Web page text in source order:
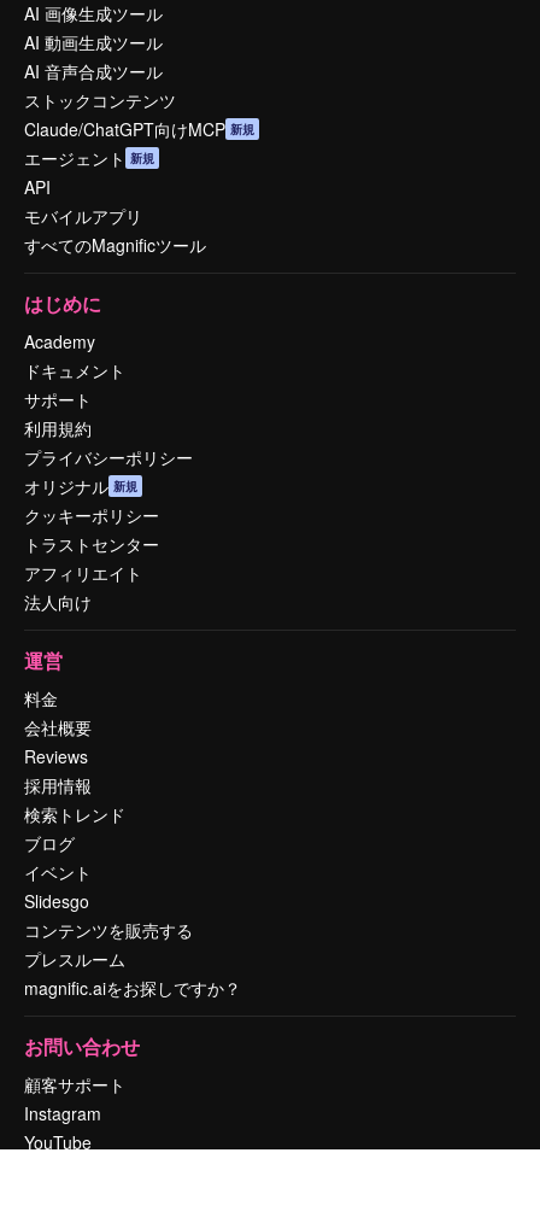
AI 画像生成ツール
AI 動画生成ツール
AI 音声合成ツール
ストックコンテンツ
Claude/ChatGPT向けMCP 新規
エージェント 新規
API
モバイルアプリ
すべてのMagnificツール
はじめに
Academy
ドキュメント
サポート
利用規約
プライバシーポリシー
オリジナル 新規
クッキーポリシー
トラストセンター
アフィリエイト
法人向け
運営
料金
会社概要
Reviews
採用情報
検索トレンド
ブログ
イベント
Slidesgo
コンテンツを販売する
プレスルーム
magnific.aiをお探しですか？
お問い合わせ
顧客サポート
Instagram
YouTube